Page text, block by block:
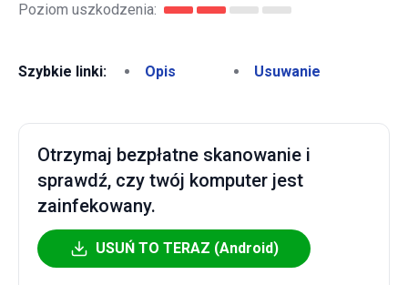
Poziom uszkodzenia:
Szybkie linki: Opis Usuwanie
Otrzymaj bezpłatne skanowanie i
sprawdź, czy twój komputer jest
zainfekowany.
USUŃ TO TERAZ (Android)